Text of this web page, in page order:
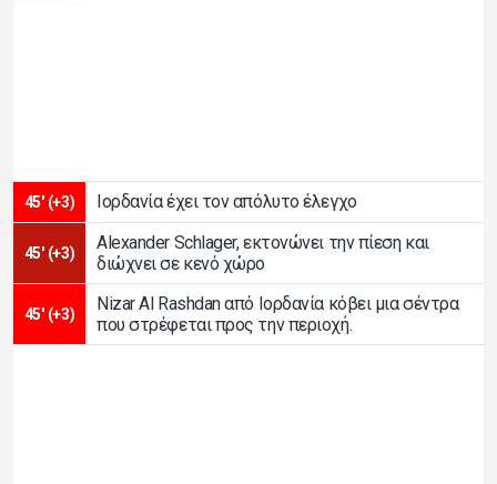
45' (+3) Ιορδανία έχει τον απόλυτο έλεγχο
45' (+3)
Alexander Schlager, εκτονώνει την πίεση και
διώχνει σε κενό χώρο
45' (+3)
Nizar Al Rashdan από Ιορδανία κόβει μια σέντρα
που στρέφεται προς την περιοχή.